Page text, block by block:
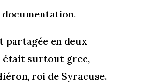
documentation.
partagée en deux
était surtout grec,
roi de Syracuse.